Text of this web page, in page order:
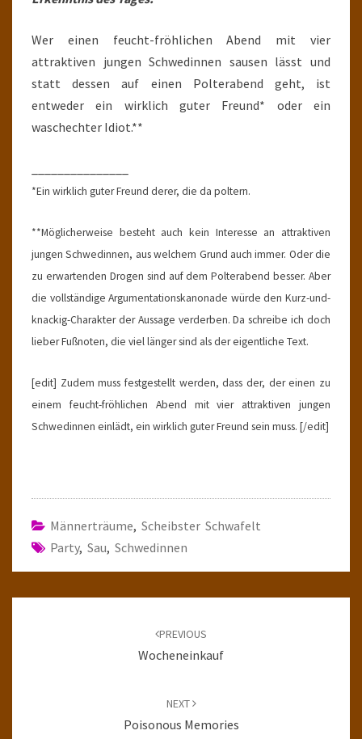
Wer einen feucht-fröhlichen Abend mit vier
attraktiven jungen Schwedinnen sausen lässt und
statt dessen auf einen Polterabend geht, ist
entweder ein wirklich guter Freund* oder ein
waschechter Idiot.**
*Ein wirklich guter Freund derer, die da poltern.
**Möglicherweise besteht auch kein Interesse an attraktiven
jungen Schwedinnen, aus welchem Grund auch immer. Oder die
zu erwartenden Drogen sind auf dem Polterabend besser. Aber
die vollständige Argumentationskanonade würde den Kurz-und-
knackig-Charakter der Aussage verderben. Da schreibe ich doch
lieber Fußnoten, die viel länger sind als der eigentliche Text.
[edit] Zudem muss festgestellt werden, dass der, der einen zu
einem feucht-fröhlichen Abend mit vier attraktiven jungen
Schwedinnen einlädt, ein wirklich guter Freund sein muss. [/edit]
Männerträume, Scheibster Schwafelt
Party, Sau, Schwedinnen
PREVIOUS
Wocheneinkauf
NEXT
Poisonous Memories